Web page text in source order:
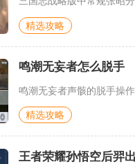
精选攻略
鸣潮无妄者怎么脱手
精选攻略
王者荣耀孙悟空后羿